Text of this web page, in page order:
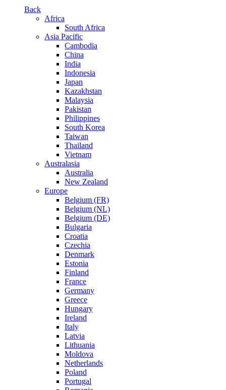
Back
Africa
South Africa
Asia Pacific
Cambodia
China
India
Indonesia
Japan
Kazakhstan
Malaysia
Pakistan
Philippines
South Korea
Taiwan
Thailand
Vietnam
Australasia
Australia
New Zealand
Europe
Belgium (FR)
Belgium (NL)
Belgium (DE)
Bulgaria
Croatia
Czechia
Denmark
Estonia
Finland
France
Germany
Greece
Hungary
Ireland
Italy
Latvia
Lithuania
Moldova
Netherlands
Poland
Portugal